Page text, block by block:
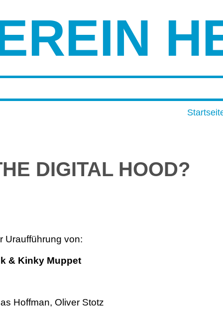
DIGITAL HOOD?
Uraufführung von:
& Kinky Muppet
Hoffman, Oliver Stotz